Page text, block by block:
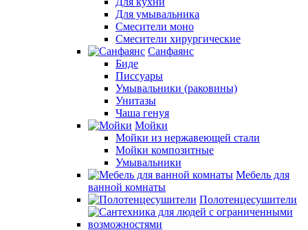
Для умывальника
Смесители моно
Смесители хирургические
Санфаянс
Биде
Писсуары
Умывальники (раковины)
Унитазы
Чаша генуя
Мойки
Мойки из нержавеющей стали
Мойки композитные
Умывальники
Мебель для
ванной комнаты
Полотенцесушители